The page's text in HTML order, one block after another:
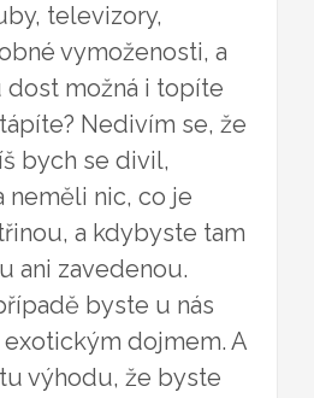
televizory,
vymoženosti, a
možná i topíte
Nedivím se, že
bych se divil,
neměli nic, co je
a kdybyste tam
ani zavedenou.
byste u nás
dojmem. A
výhodu, že byste